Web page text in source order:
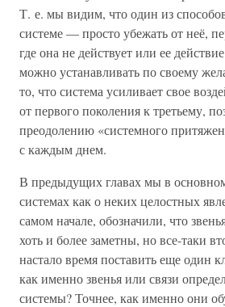
Т. е. мы видим, что один из
системе — просто убежать от неё,
где она не действует или ее
можно устанавливать по своему
то, что система усиливает свое
от первого поколения к третьему,
преодолению «системного
с каждым днем.
В предыдущих главах мы в
системах как о неких целостных
самом начале, обозначили, что
хоть и более заметны, но все-таки
настало время поставить еще один
как именно звенья или связи
системы? Точнее, как именно они